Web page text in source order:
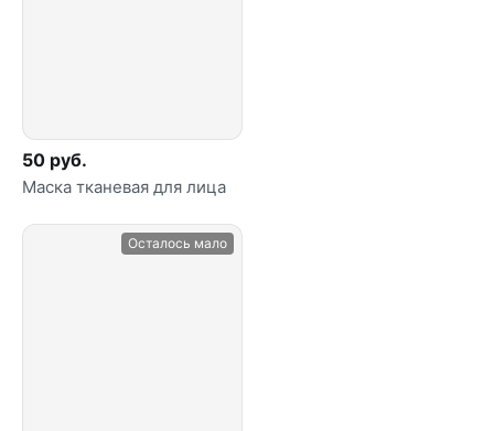
50 руб.
Маска тканевая для лица
Осталось мало